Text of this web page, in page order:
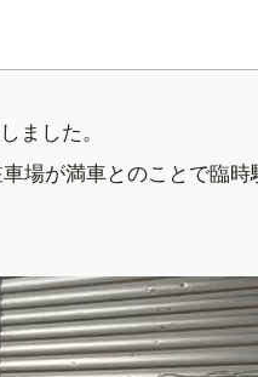
ました。
場が満車とのことで臨